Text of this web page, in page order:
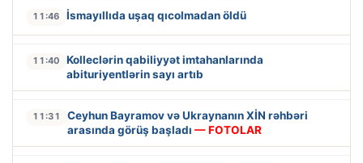
11:46 İsmayıllıda uşaq qıcolmadan öldü
11:40
Kolleclərin qabiliyyət imtahanlarında
abituriyentlərin sayı artıb
11:31
Ceyhun Bayramov və Ukraynanın XİN rəhbəri
arasında görüş başladı — FOTOLAR